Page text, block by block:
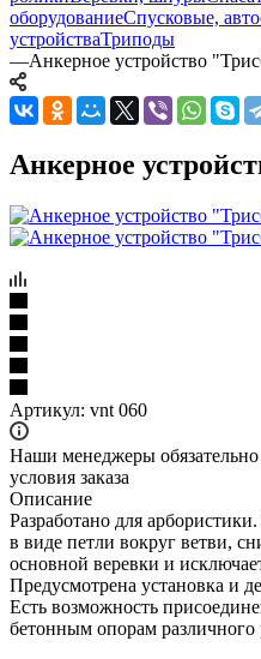
оборудованиеСпусковые,
устройстваТриподы
—Анкерное устройство
Анкерное
Артикул: vnt 060
Наши менеджеры
условия заказа
Описание
Разработано для
в виде петли вокруг ветви,
основной веревки и
Предусмотрена установка и
Есть возможность
бетонным опорам